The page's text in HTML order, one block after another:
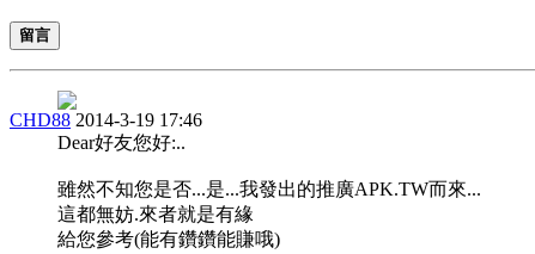
留言
CHD88 2014-3-19 17:46
Dear好友您好:..
雖然不知您是否...是...我發出的推廣APK.TW而來...
這都無妨.來者就是有緣
給您參考(能有鑽鑽能賺哦)